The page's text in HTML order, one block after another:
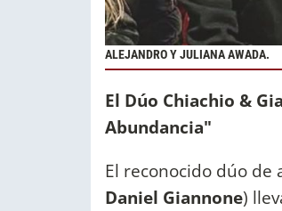
ALEJANDRO Y JULIANA AWADA.
El Dúo Chiachio &
Abundancia"
El reconocido dúo de
Daniel Giannone)